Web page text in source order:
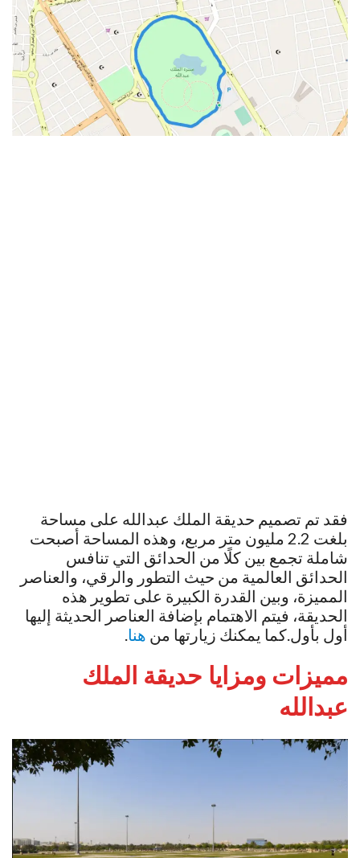
فقد تم تصميم حديقة الملك عبدالله على مساحة
بلغت 2.2 مليون متر مربع، وهذه المساحة أصبحت
شاملة تجمع بين كلًا من الحدائق التي تنافس
الحدائق العالمية من حيث التطور والرقي، والعناصر
المميزة، وبين القدرة الكبيرة على تطوير هذه
الحديقة، فيتم الاهتمام بإضافة العناصر الحديثة إليها
أول بأول.كما يمكنك زيارتها من هنا
مميزات ومزايا حديقة الملك
عبدالله